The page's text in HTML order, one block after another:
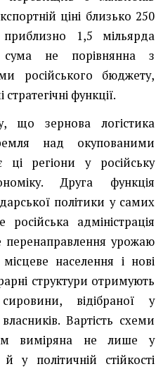
ціні близько 250
1,5 мільярда
не порівнянна з
російського бюджету,
функції.
що зернова логістика
над окупованими
ці регіони у російську
Друга функція
політики у самих
адміністрація
перенаправлення урожаю
населення і нові
структури отримують
відібраної у
Вартість схеми
виміряна не лише у
у політичній стійкості